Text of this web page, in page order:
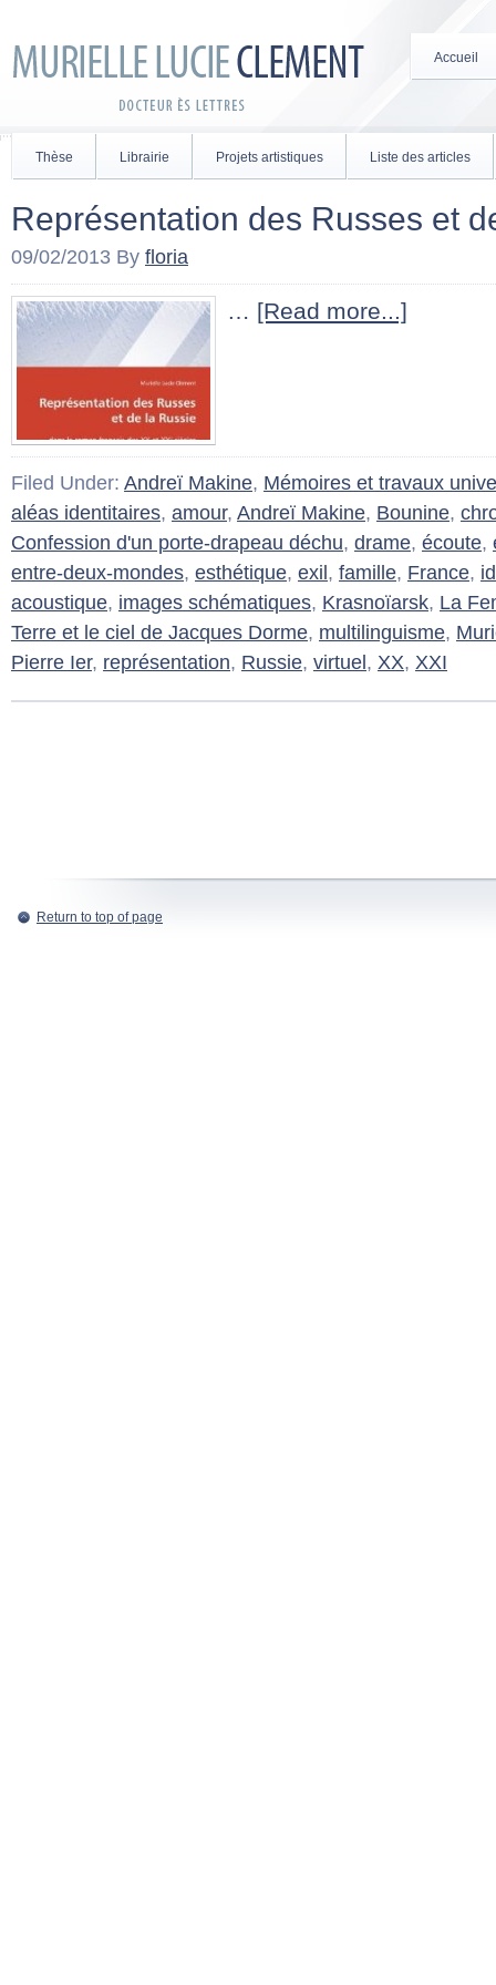
Accueil
Thèse Librairie Projets artistiques Liste des articles
Représentation des Russes et
09/02/2013 By floria
… [Read more...]
Filed Under: Andreï Makine, Mémoires et travaux
aléas identitaires, amour, Andreï Makine, Bounine,
Confession d'un porte-drapeau déchu, drame, écoute,
entre-deux-mondes, esthétique, exil , famille, France,
acoustique, images schématiques, Krasnoïarsk, La
Terre et le ciel de Jacques Dorme, multilinguisme,
Pierre Ier, représentation, Russie, virtuel , XX, XXI
Return to top of page